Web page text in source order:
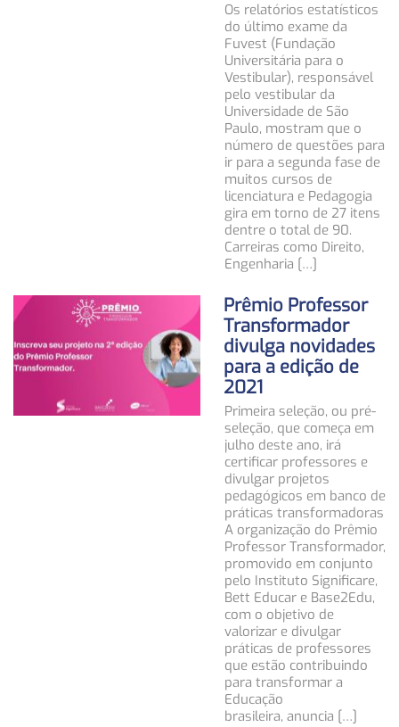
Os relatórios estatísticos
do último exame da
Fuvest (Fundação
Universitária para o
Vestibular), responsável
pelo vestibular da
Universidade de São
Paulo, mostram que o
número de questões para
ir para a segunda fase de
muitos cursos de
licenciatura e Pedagogia
gira em torno de 27 itens
dentre o total de 90.
Carreiras como Direito,
Engenharia […]
Prêmio Professor
Transformador
divulga novidades
para a edição de
2021
Primeira seleção, ou pré-
seleção, que começa em
julho deste ano, irá
certificar professores e
divulgar projetos
pedagógicos em banco de
práticas transformadoras
A organização do Prêmio
Professor Transformador,
promovido em conjunto
pelo Instituto Significare,
Bett Educar e Base2Edu,
com o objetivo de
valorizar e divulgar
práticas de professores
que estão contribuindo
para transformar a
Educação
brasileira, anuncia […]